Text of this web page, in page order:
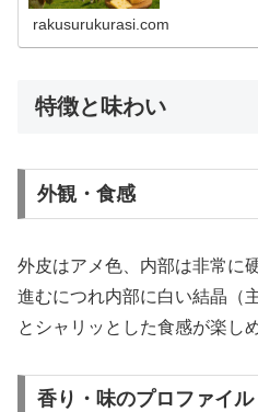
rakusurukurasi.com
特徴と味わい
外観・食感
外皮はアメ色、内部は非常に
進むにつれ内部に白い結晶（
とシャリッとした食感が楽し
香り・味のプロファイル